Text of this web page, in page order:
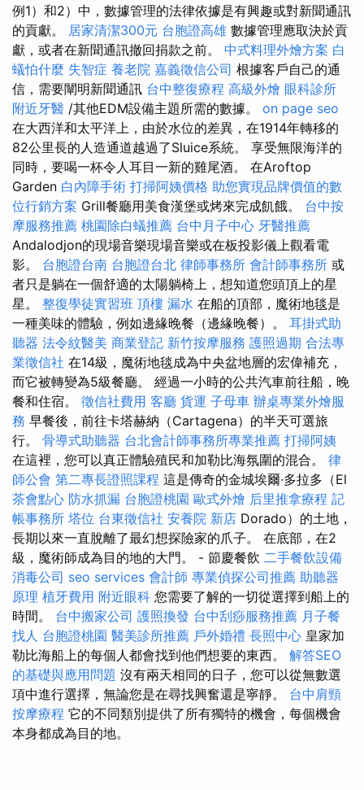
例1）和2）中，數據管理的法律依據是有興趣或對新聞通訊
的貢獻。 居家清潔300元 台胞證高雄 數據管理應取決於貢
獻，或者在新聞通訊撤回捐款之前。 中式料理外燴方案 白
蟻怕什麼 失智症 養老院 嘉義徵信公司 根據客戶自己的通
信，需要闡明新聞通訊 台中整復療程 高級外燴 眼科診所
附近牙醫 /其他EDM設備主題所需的數據。 on page seo
在大西洋和太平洋上，由於水位的差異，在1914年轉移的
82公里長的人造通道越過了Sluice系統。 享受無限海洋的
同時，要喝一杯令人耳目一新的雞尾酒。 在Aroftop
Garden 白內障手術 打掃阿姨價格 助您實現品牌價值的數
位行銷方案 Grill餐廳用美食漢堡或烤來完成飢餓。 台中按
摩服務推薦 桃園除白蟻推薦 台中月子中心 牙醫推薦
Andalodjon的現場音樂現場音樂或在板投影儀上觀看電
影。 台胞證台南 台胞證台北 律師事務所 會計師事務所 或
者只是躺在一個舒適的太陽躺椅上，想知道您頭頂上的星
星。 整復學徒實習班 頂樓 漏水 在船的頂部，魔術地毯是
一種美味的體驗，例如邊緣晚餐（邊緣晚餐）。 耳掛式助
聽器 法令紋醫美 商業登記 新竹按摩服務 護照過期 合法專
業徵信社 在14級，魔術地毯成為中央盆地層的宏偉補充，
而它被轉變為5級餐廳。 經過一小時的公共汽車前往船，晚
餐和住宿。 徵信社費用 客廳 貨運 子母車 辦桌專業外燴服
務 早餐後，前往卡塔赫納（Cartagena）的半天可選旅
行。 骨導式助聽器 台北會計師事務所專業推薦 打掃阿姨
在這裡，您可以真正體驗殖民和加勒比海氛圍的混合。 律
師公會 第二專長證照課程 這是傳奇的金城埃爾·多拉多（El
茶會點心 防水抓漏 台胞證桃園 歐式外燴 后里推拿療程 記
帳事務所 塔位 台東徵信社 安養院 新店 Dorado）的土地，
長期以來一直脫離了最幻想探險家的爪子。 在底部，在2
級，魔術師成為目的地的大門。 - 節慶餐飲 二手餐飲設備
消毒公司 seo services 會計師 專業偵探公司推薦 助聽器
原理 植牙費用 附近眼科 您需要了解的一切從選擇到船上的
時間。 台中搬家公司 護照換發 台中刮痧服務推薦 月子餐
找人 台胞證桃園 醫美診所推薦 戶外婚禮 長照中心 皇家加
勒比海船上的每個人都會找到他們想要的東西。 解答SEO
的基礎與應用問題 沒有兩天相同的日子，您可以從無數選
項中進行選擇，無論您是在尋找興奮還是寧靜。 台中肩頸
按摩療程 它的不同類別提供了所有獨特的機會，每個機會
本身都成為目的地。